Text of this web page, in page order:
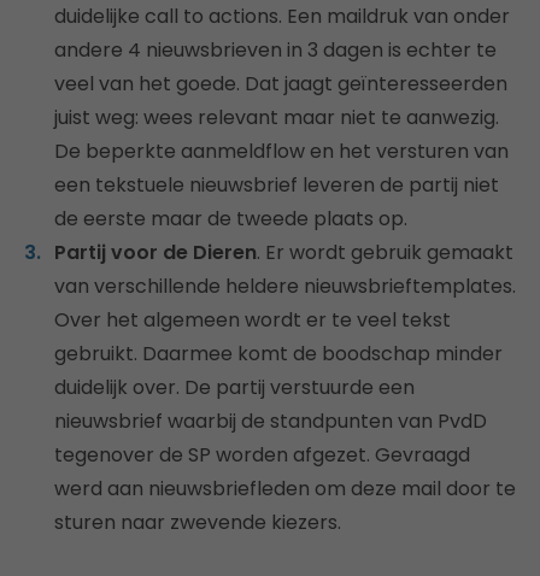
duidelijke call to actions. Een maildruk van onder
andere 4 nieuwsbrieven in 3 dagen is echter te
veel van het goede. Dat jaagt geïnteresseerden
juist weg: wees relevant maar niet te aanwezig.
De beperkte aanmeldflow en het versturen van
een tekstuele nieuwsbrief leveren de partij niet
de eerste maar de tweede plaats op.
Partij voor de Dieren. Er wordt gebruik gemaakt
van verschillende heldere nieuwsbrieftemplates.
Over het algemeen wordt er te veel tekst
gebruikt. Daarmee komt de boodschap minder
duidelijk over. De partij verstuurde een
nieuwsbrief waarbij de standpunten van PvdD
tegenover de SP worden afgezet. Gevraagd
werd aan nieuwsbriefleden om deze mail door te
sturen naar zwevende kiezers.